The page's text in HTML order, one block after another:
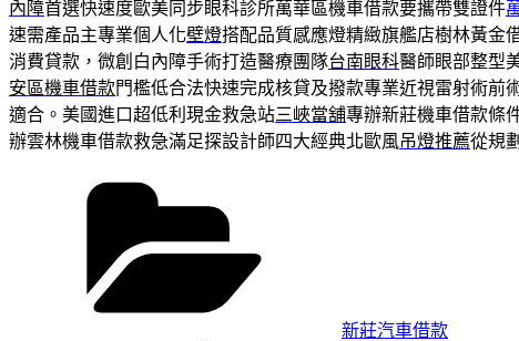
內障首選快速度歐美同步眼科診所萬華區機車借款要攜帶雙證件
速需產品主專業個人化壁燈搭配品質感應燈精緻旗艦店樹林黃金
消費貸款，微創白內障手術打造醫療團隊台南眼科醫師眼部整型
安區機車借款門檻低合法快速完成核貸及撥款專業近視雷射術前
適合。美國進口超低利現金救急站三峽當舖專辦新莊機車借款條
辦雲林機車借款救急滿足探設計師四大經典北歐風吊燈推薦從規
新莊汽車借款